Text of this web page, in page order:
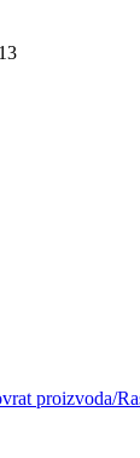
proizvoda/